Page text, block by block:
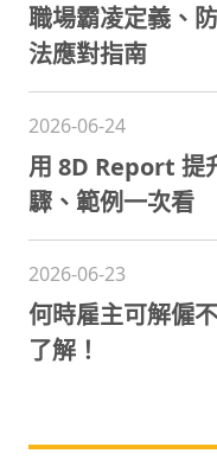
職場霸凌定義、
法應對指南
2026-06-24
用 8D Report 提
驟、範例一次看
2026-06-23
何時雇主可解僱
了解！